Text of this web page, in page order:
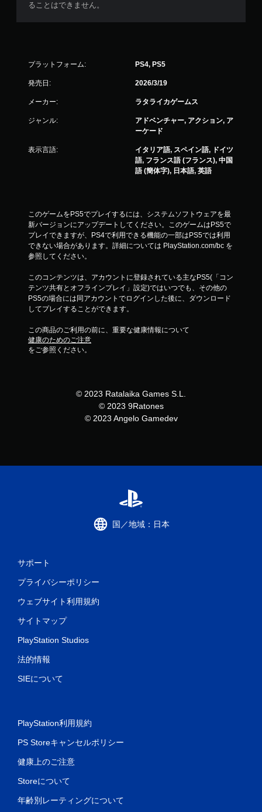
ることはできません。
プラットフォーム: PS4, PS5
発売日: 2026/3/19
メーカー: ラタライカゲームス
ジャンル:
アドベンチャー, アクション, ア
ーケード
表示言語:
イタリア語, スペイン語, ドイツ
語, フランス語 (フランス), 中国
語 (簡体字), 日本語, 英語
このゲームをPS5でプレイするには、システムソフトウェアを最
新バージョンにアップデートしてください。このゲームはPS5で
プレイできますが、PS4で利用できる機能の一部はPS5では利用
できない場合があります。詳細については PlayStation.com/bc を
参照してください。
このコンテンツは、アカウントに登録されている主なPS5(「コン
テンツ共有とオフラインプレイ」設定)ではいつでも、その他の
PS5の場合には同アカウントでログインした後に、ダウンロード
してプレイすることができます。
この商品のご利用の前に、重要な健康情報について
健康のためのご注意
をご参照ください。
© 2023 Ratalaika Games S.L.
© 2023 9Ratones
© 2023 Angelo Gamedev
国／地域：日本
サポート
プライバシーポリシー
ウェブサイト利用規約
サイトマップ
PlayStation Studios
法的情報
SIEについて
PlayStation利用規約
PS Storeキャンセルポリシー
健康上のご注意
Storeについて
年齢別レーティングについて